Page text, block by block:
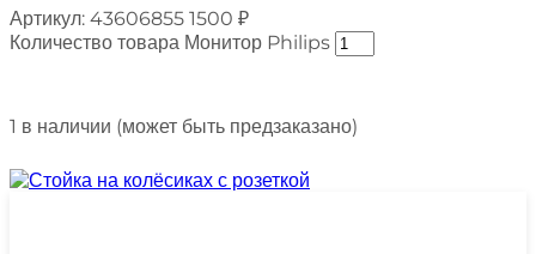
Артикул: 43606855 1500 ₽
Количество товара Монитор Philips
1 в наличии (может быть предзаказано)